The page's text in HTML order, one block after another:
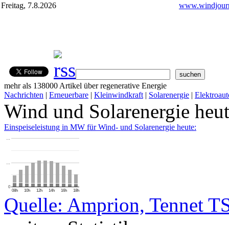
Freitag, 7.8.2026
mehr als 138000 Artikel über regenerative Energie
Nachrichten | Erneuerbare | Kleinwindkraft | Solarenergie |
Wind und Solarenergie
Einspeiseleistung in MW für Wind- und Solarenergie heute:
08h 10h 12h 14h 16h 18h
0
…
…
Quelle: Amprion, Tennet